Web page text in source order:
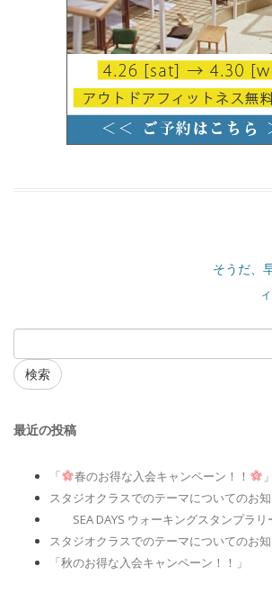
そうだ、
検索
最近の投稿
「 春のお得な入会キャンペーン！！
」
スタジオクラスでのテーマについてのお
SEA DAYS ウォーキングスタンプラリ
スタジオクラスでのテーマについてのお
「秋のお得な入会キャンペーン！！」